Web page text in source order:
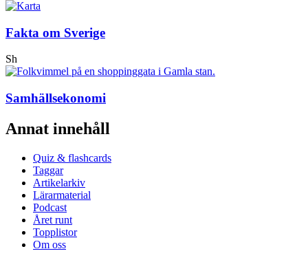
Fakta om Sverige
Sh
Samhällsekonomi
Annat innehåll
Quiz & flashcards
Taggar
Artikelarkiv
Lärarmaterial
Podcast
Året runt
Topplistor
Om oss